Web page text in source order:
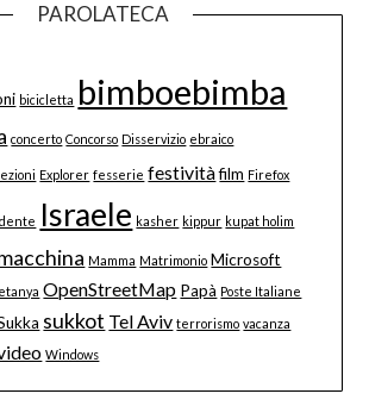
PAROLATECA
bicicletta bimboebimba
concerto Concorso Disservizio ebraico
Explorer fesserie festività film Firefox
Israele kasher kippur kupat holim
Mamma Matrimonio Microsoft
OpenStreetMap Papà Poste Italiane
sukkot Tel Aviv terrorismo vacanza
Windows